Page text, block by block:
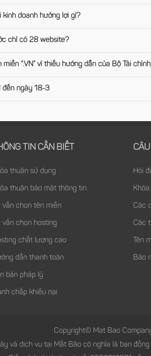
kinh doanh hưởng lợi gì?
chỉ có 28 website?
“.VN” vì thiếu hướng dẫn của Bộ Tài chính
đến ngày 18-3
TIN CẦN BIẾT
thuận sử dụng
thuận bảo mật thông tin
vấn chọn tên miền
vấn chọn hosting
chất lượng cao
dẫn thanh toán
bản pháp lý
chấp khiếu nại
Hỏi
Các
Các
Tên
Bảo
Copyright© Mat Bao
và dịch vụ tại Mắt Bão có nghĩa là bạn đồng